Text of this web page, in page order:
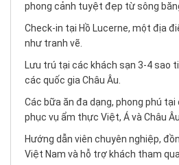
phong cảnh tuyệt đẹp từ sông
Check-in tại Hồ Lucerne, một địa
như tranh vẽ.
Lưu trú tại các khách sạn 3-4 sao
các quốc gia Châu Âu.
Các bữa ăn đa dạng, phong phú
phục vụ ẩm thực Việt, Á và Châu Âu.
Hướng dẫn viên chuyên nghiệp,
Việt Nam và hỗ trợ khách tham